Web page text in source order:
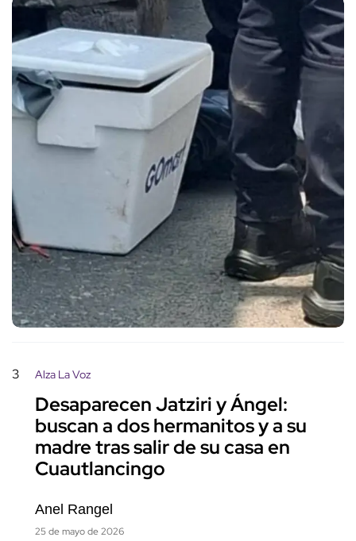
3 Alza La Voz
Desaparecen Jatziri y Ángel:
buscan a dos hermanitos y a su
madre tras salir de su casa en
Cuautlancingo
Anel Rangel
25 de mayo de 2026